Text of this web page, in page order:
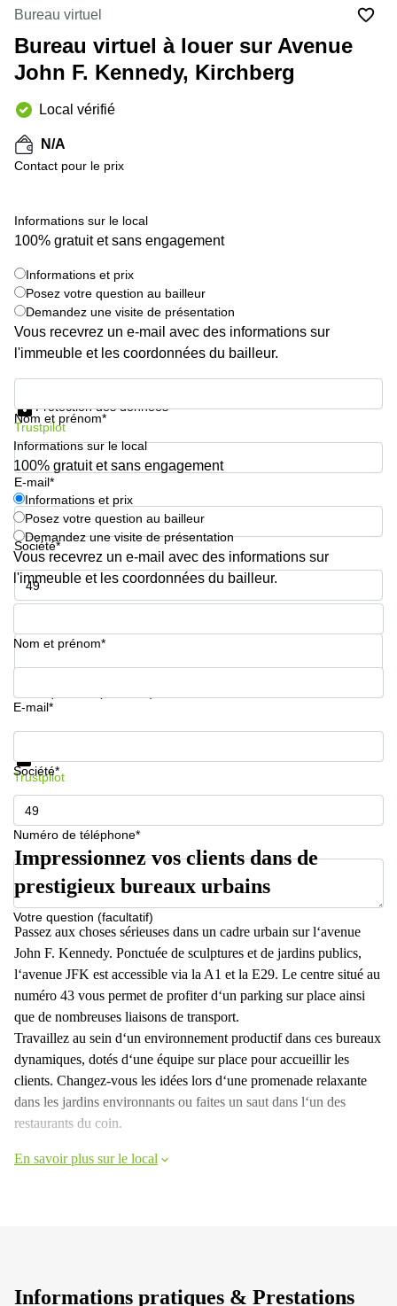
Esch-sur-
Alzette
Sandweiler
Bureaux
Esch-
sur-
Bureaux
Sandweiler
Bureaux
Luxembourg
Centres
d’affaires
Bertrange
Centres
sur-
Alzette
Centres
d’affaires
Sandweiler
Bureau virtuel
Bureau virtuel à louer sur Avenue
John F. Kennedy, Kirchberg
Local vérifié
N/A
Contact pour le prix
Informations sur le local
100% gratuit et sans engagement
Informations et prix
Posez votre question au bailleur
Demandez une visite de présentation
Vous recevrez un e-mail avec des informations sur
l'immeuble et les coordonnées du bailleur.
Nom et prénom*
E-mail*
Société*
Numéro de téléphone*
Protection des données
Trustpilot
Informations sur le local
100% gratuit et sans engagement
Informations et prix
Posez votre question au bailleur
Demandez une visite de présentation
Vous recevrez un e-mail avec des informations sur
l'immeuble et les coordonnées du bailleur.
Nom et prénom*
E-mail*
Société*
Numéro de téléphone*
Votre question (facultatif)
Informations et prix
Trustpilot
Impressionnez vos clients dans de
prestigieux bureaux urbains
Passez aux choses sérieuses dans un cadre urbain sur l‘avenue
John F. Kennedy. Ponctuée de sculptures et de jardins publics,
l‘avenue JFK est accessible via la A1 et la E29. Le centre situé au
numéro 43 vous permet de profiter d‘un parking sur place ainsi
que de nombreuses liaisons de transport.
Travaillez au sein d‘un environnement productif dans ces bureaux
dynamiques, dotés d‘une équipe sur place pour accueillir les
clients. Changez-vous les idées lors d‘une promenade relaxante
dans les jardins environnants ou faites un saut dans l‘un des
restaurants du coin.
En savoir plus sur le local
Informations pratiques & Prestations